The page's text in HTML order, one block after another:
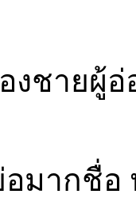
นแอห
นวด